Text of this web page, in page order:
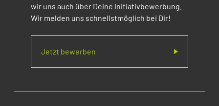
wir uns auch über Deine Initiativbewerbung.
Wir melden uns schnellstmöglich bei Dir!
Jetzt bewerben